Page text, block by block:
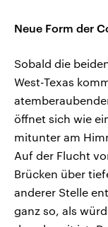
Neue Form der
Sobald die
West-Texas
öffnet sich wie
mitunter am
Auf der Flucht
Brücken über
anderer Stelle
ganz so, als